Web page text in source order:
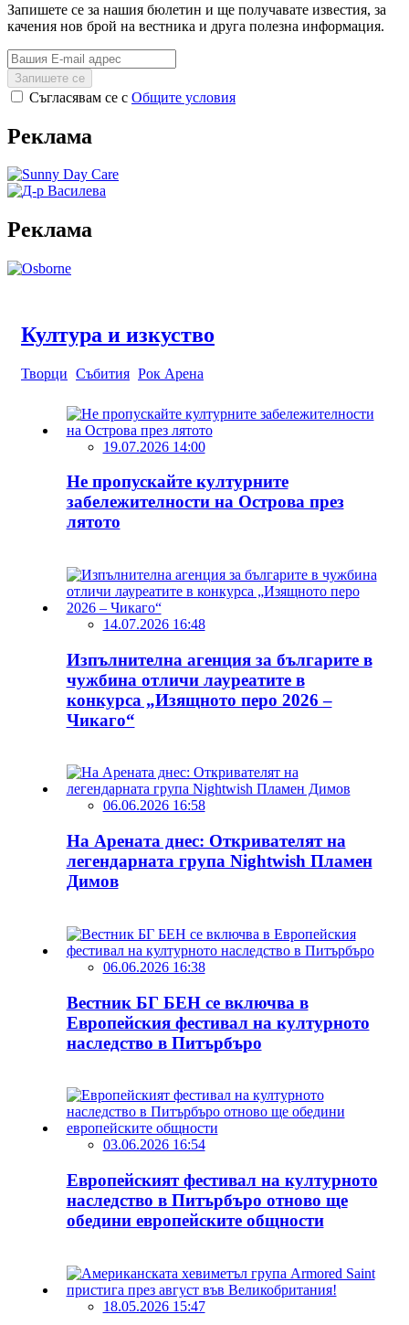
Запишете се за нашия бюлетин и ще получавате известия, за
качения нов брой на вестника и друга полезна информация.
Запишете се
Съгласявам се с Общите условия
Реклама
Реклама
Култура и изкуство
Творци Събития Рок Арена
19.07.2026 14:00
Не пропускайте културните
забележителности на Острова през
лятото
14.07.2026 16:48
Изпълнителна агенция за българите в
чужбина отличи лауреатите в
конкурса „Изящното перо 2026 –
Чикаго“
06.06.2026 16:58
На Арената днес: Откривателят на
легендарната група Nightwish Пламен
Димов
06.06.2026 16:38
Вестник БГ БЕН се включва в
Европейския фестивал на културното
наследство в Питърбъро
03.06.2026 16:54
Европейският фестивал на културното
наследство в Питърбъро отново ще
обедини европейските общности
18.05.2026 15:47